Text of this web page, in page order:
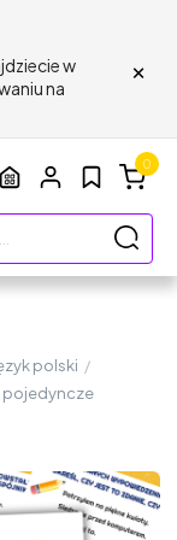
w
na
×
0
polski /
pojedyncze